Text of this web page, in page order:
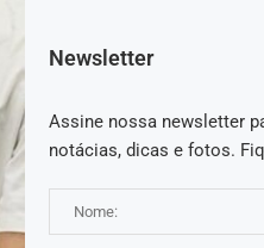
Newsletter
Assine nossa newsletter
notácias, dicas e fotos.